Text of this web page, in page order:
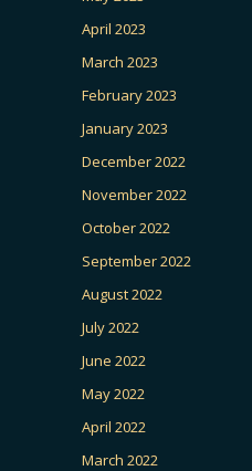
April 2023
March 2023
February 2023
January 2023
December 2022
November 2022
October 2022
September 2022
August 2022
July 2022
June 2022
May 2022
April 2022
March 2022